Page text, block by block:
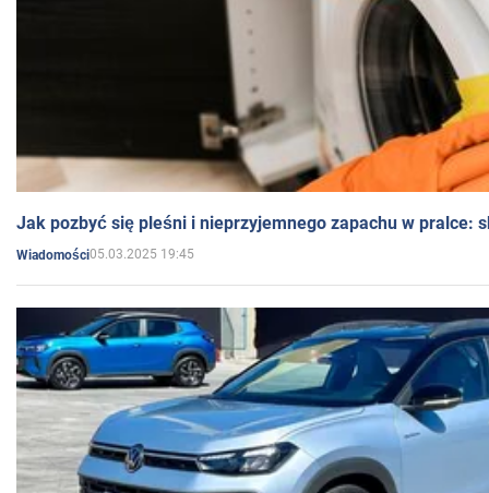
Jak pozbyć się pleśni i nieprzyjemnego zapachu w pralce:
Wiadomości05.03.2025 19:45